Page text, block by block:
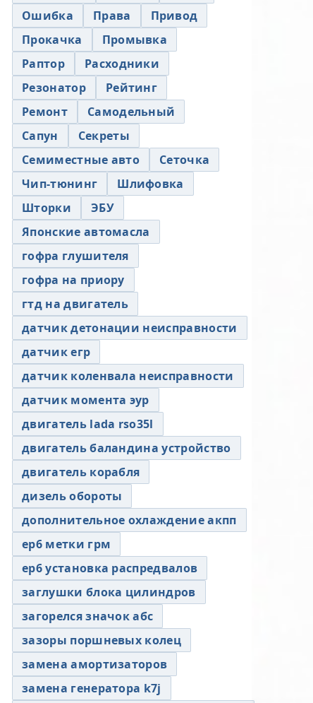
Ошибка
Права
Привод
Прокачка
Промывка
Раптор
Расходники
Резонатор
Рейтинг
Ремонт
Самодельный
Сапун
Секреты
Семиместные авто
Сеточка
Чип-тюнинг
Шлифовка
Шторки
ЭБУ
Японские автомасла
гофра глушителя
гофра на приору
гтд на двигатель
датчик детонации неисправности
датчик егр
датчик коленвала неисправности
датчик момента эур
двигатель lada rso35l
двигатель баландина устройство
двигатель корабля
дизель обороты
дополнительное охлаждение акпп
ер6 метки грм
ер6 установка распредвалов
заглушки блока цилиндров
загорелся значок абс
зазоры поршневых колец
замена амортизаторов
замена генератора k7j